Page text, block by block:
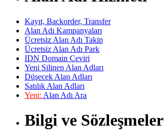
Kayıt, Backorder, Transfer
Alan Adı Kampanyaları
Ücretsiz Alan Adı Takip
Ücretsiz Alan Adı Park
IDN Domain Çeviri
Yeni Silinen Alan Adları
Düşecek Alan Adları
Satılık Alan Adları
Yeni: Alan Adı Ara
Bilgi ve Sözleşmeler